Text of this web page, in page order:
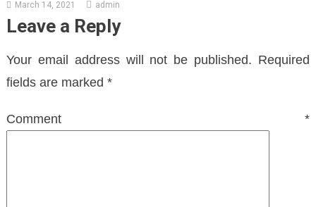
March 14, 2021 admin
Leave a Reply
Your email address will not be published. Required
fields are marked *
Comment*